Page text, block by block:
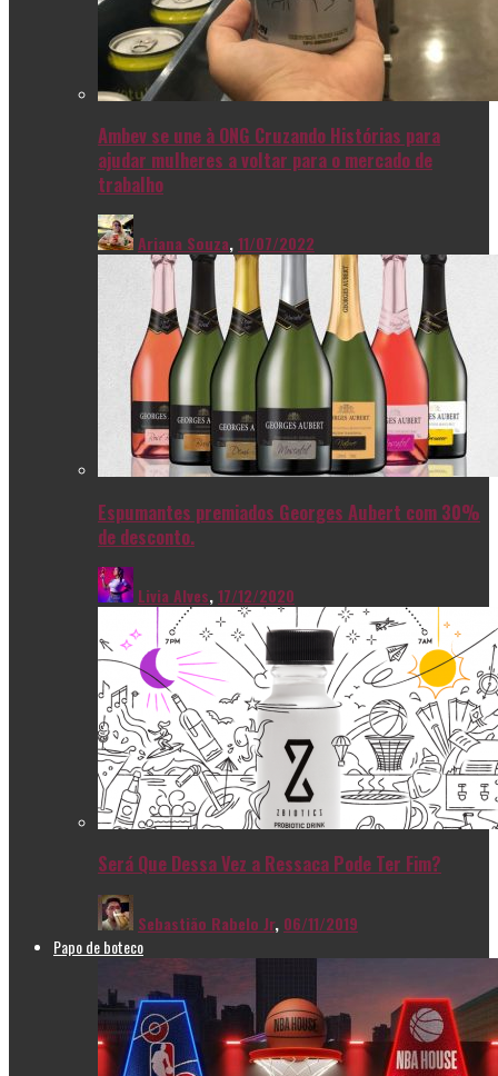
Ambev se une à ONG Cruzando Histórias para
ajudar mulheres a voltar para o mercado de
trabalho
Ariana Souza,11/07/2022
Espumantes premiados Georges Aubert com 30%
de desconto.
Livia Alves,17/12/2020
Será Que Dessa Vez a Ressaca Pode Ter Fim?
Sebastião Rabelo Jr, 06/11/2019
Papo de boteco